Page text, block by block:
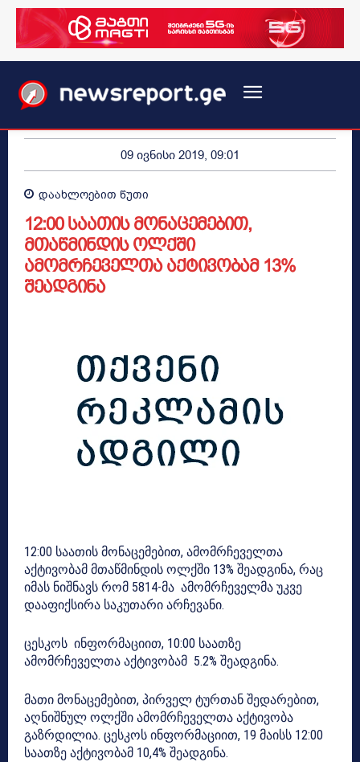
09 ივნისი 2019, 09:01
დაახლოებით წუთი
12:00 საათის მონაცემებით,
მთაწმინდის ოლქში
ამომრჩეველთა აქტივობამ 13%
შეადგინა
12:00 საათის მონაცემებით, ამომრჩეველთა
აქტივობამ მთაწმინდის ოლქში 13% შეადგინა, რაც
იმას ნიშნავს რომ 5814-მა ამომრჩეველმა უკვე
დააფიქსირა საკუთარი არჩევანი.
ცესკოს ინფორმაციით, 10:00 საათზე
ამომრჩეველთა აქტივობამ 5.2% შეადგინა.
მათი მონაცემებით, პირველ ტურთან შედარებით,
აღნიშნულ ოლქში ამომრჩეველთა აქტივობა
გაზრდილია. ცესკოს ინფორმაციით, 19 მაისს 12:00
საათზე აქტივობამ 10,4% შეადგინა.